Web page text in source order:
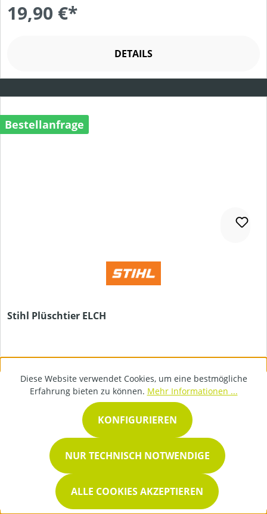
19,90 €*
DETAILS
Bestellanfrage
Stihl Plüschtier ELCH
16,90 €*
Diese Website verwendet Cookies, um eine bestmögliche
Erfahrung bieten zu können. Mehr Informationen ...
NUR TECHNISCH NOTWENDIGE
KONFIGURIEREN
ALLE COOKIES AKZEPTIEREN